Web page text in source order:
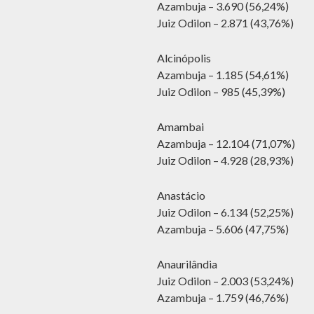
Azambuja – 3.690 (56,24%)
Juiz Odilon – 2.871 (43,76%)
Alcinópolis
Azambuja – 1.185 (54,61%)
Juiz Odilon – 985 (45,39%)
Amambai
Azambuja – 12.104 (71,07%)
Juiz Odilon – 4.928 (28,93%)
Anastácio
Juiz Odilon – 6.134 (52,25%)
Azambuja – 5.606 (47,75%)
Anaurilândia
Juiz Odilon – 2.003 (53,24%)
Azambuja – 1.759 (46,76%)